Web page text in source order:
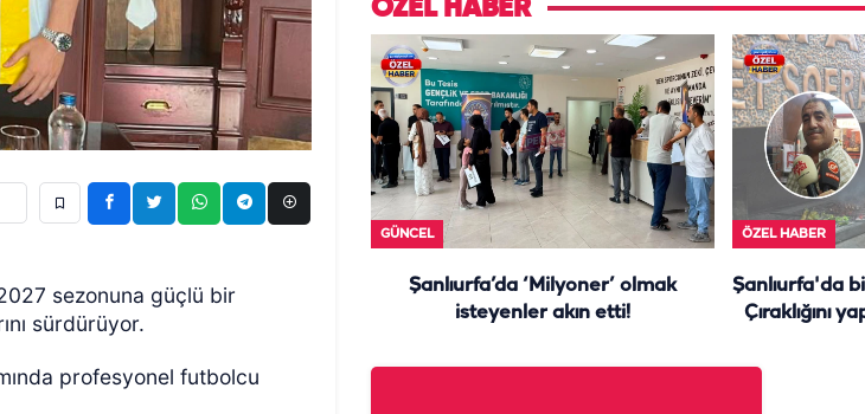
sezonuna güçlü bir
sürdürüyor.
profesyonel futbolcu
ÖZEL HABER
GÜNCEL
Şanlıurfa’da ‘Milyoner’ olmak
isteyenler akın etti!
ÖZEL HABER
Şanlıurfa'da
Çıraklığını